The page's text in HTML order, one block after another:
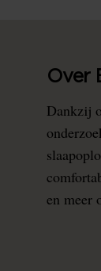
Over
Dankzij
en meer